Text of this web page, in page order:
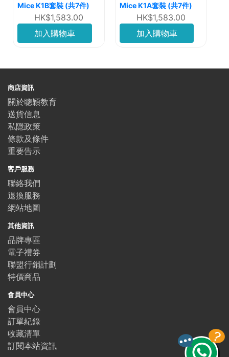
Mice K1B套裝 (共7件)
HK$1,583.00
加入購物車
Mice K1A套裝 (共7件)
HK$1,583.00
加入購物車
商店資訊
關於聰穎教育
送貨信息
私隱政策
條款及條件
重要告示
客戶服務
聯絡我們
退換服務
網站地圖
其他資訊
品牌專區
電子禮券
聯盟行銷計劃
特價商品
會員中心
會員中心
訂單紀錄
收藏清單
訂閱本站資訊